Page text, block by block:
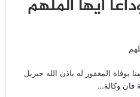
ايها الملهم
بوفاة المغفور له باذن الله جبريل
فان وكالة…